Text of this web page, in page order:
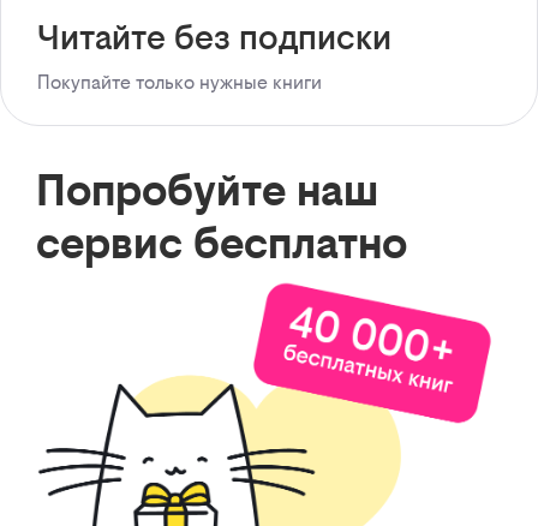
Читайте без подписки
Покупайте только нужные книги
Попробуйте наш
сервис бесплатно